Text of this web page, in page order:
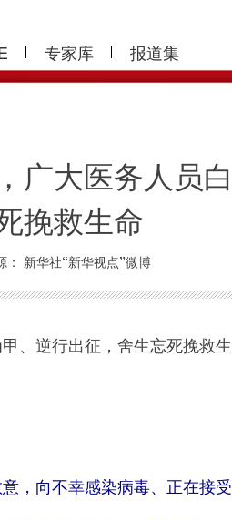
专家库 报道集
广大医务人员
挽救生命
： 新华社“新华视点”微博
、逆行出征，舍生忘死挽救生
，向不幸感染病毒、正在接